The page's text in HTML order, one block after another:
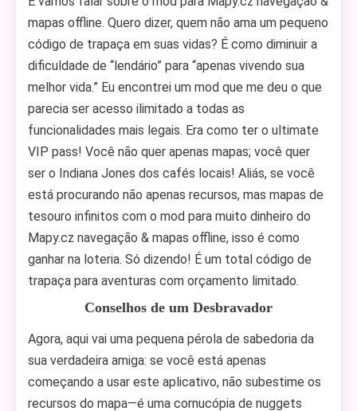
mapas offline. Quero dizer, quem não ama um pequeno
código de trapaça em suas vidas? É como diminuir a
dificuldade de “lendário” para “apenas vivendo sua
melhor vida.” Eu encontrei um mod que me deu o que
parecia ser acesso ilimitado a todas as
funcionalidades mais legais. Era como ter o ultimate
VIP pass! Você não quer apenas mapas; você quer
ser o Indiana Jones dos cafés locais! Aliás, se você
está procurando não apenas recursos, mas mapas de
tesouro infinitos com o mod para muito dinheiro do
Mapy.cz navegação & mapas offline, isso é como
ganhar na loteria. Só dizendo! É um total código de
trapaça para aventuras com orçamento limitado.
Conselhos de um Desbravador
Agora, aqui vai uma pequena pérola de sabedoria da
sua verdadeira amiga: se você está apenas
começando a usar este aplicativo, não subestime os
recursos do mapa—é uma cornucópia de nuggets